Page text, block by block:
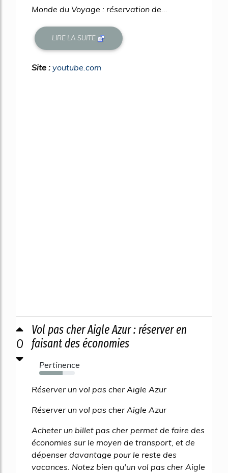
Monde du Voyage : réservation de...
LIRE LA SUITE
Site : youtube.com
0
Vol pas cher Aigle Azur : réserver en
faisant des économies
Pertinence
65%
Réserver un vol pas cher Aigle Azur
Réserver un vol pas cher Aigle Azur
Acheter un billet pas cher permet de faire des
économies sur le moyen de transport, et de
dépenser davantage pour le reste des
vacances. Notez bien qu'un vol pas cher Aigle